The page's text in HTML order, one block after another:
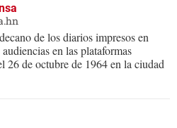
de los diarios impresos en
en las plataformas
26 de octubre de 1964 en la ciudad